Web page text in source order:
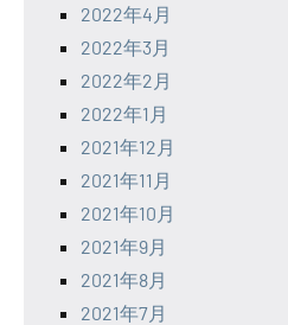
2022年4月
2022年3月
2022年2月
2022年1月
2021年12月
2021年11月
2021年10月
2021年9月
2021年8月
2021年7月